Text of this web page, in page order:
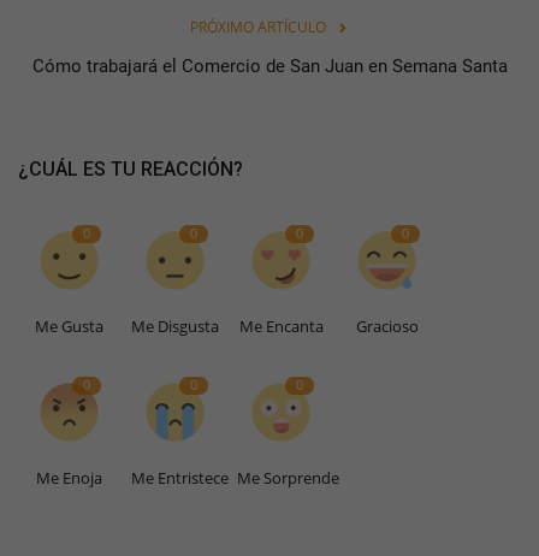
PRÓXIMO ARTÍCULO
Cómo trabajará el Comercio de San Juan en Semana Santa
¿CUÁL ES TU REACCIÓN?
0
Me Gusta
0
Me Disgusta
0
Me Encanta
0
Gracioso
0
Me Enoja
0
Me Entristece
0
Me Sorprende